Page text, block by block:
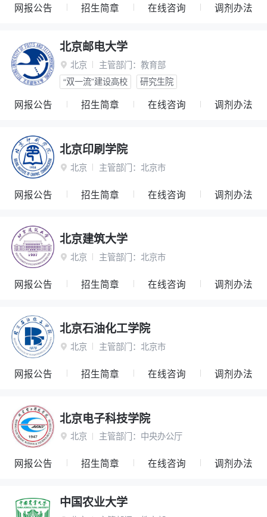
网报公告 招生简章 在线咨询 调剂办法
北京邮电大学
 北京 主管部门： 教育部
“双一流”建设高校
研究生院
网报公告 招生简章 在线咨询 调剂办法
北京印刷学院
 北京 主管部门： 北京市
网报公告 招生简章 在线咨询 调剂办法
北京建筑大学
 北京 主管部门： 北京市
网报公告 招生简章 在线咨询 调剂办法
北京石油化工学院
 北京 主管部门： 北京市
网报公告 招生简章 在线咨询 调剂办法
北京电子科技学院
 北京 主管部门： 中央办公厅
网报公告 招生简章 在线咨询 调剂办法
中国农业大学